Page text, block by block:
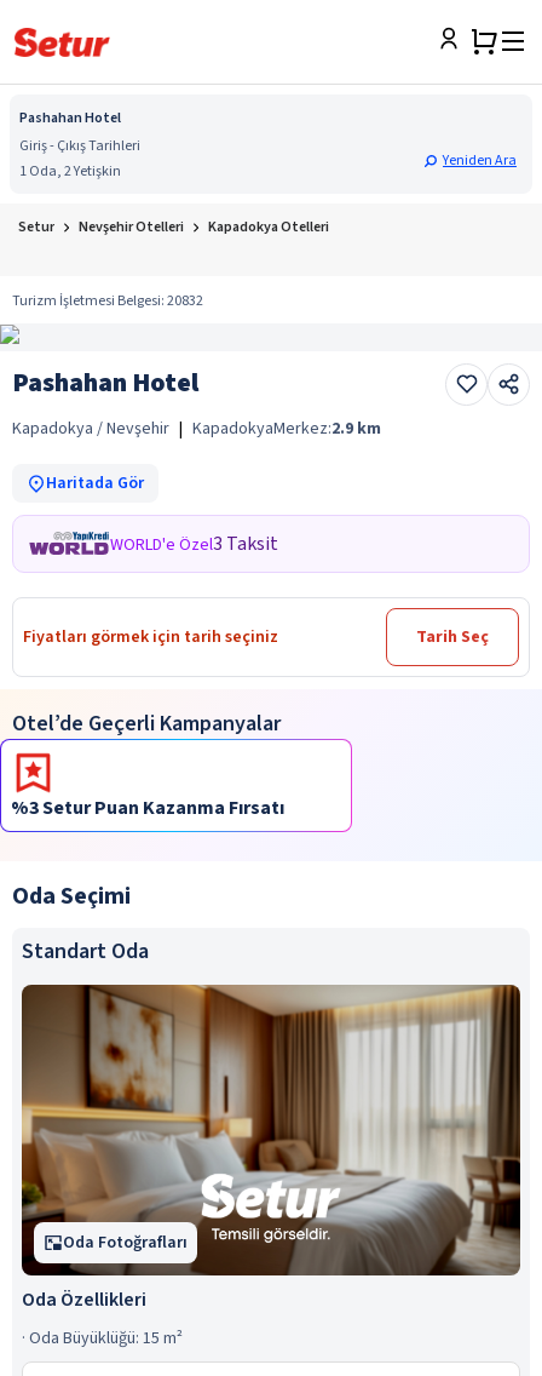
Pashahan Hotel
Giriş - Çıkış Tarihleri
1 Oda, 2 Yetişkin
Yeniden Ara
Setur Nevşehir Otelleri Kapadokya Otelleri
Turizm İşletmesi Belgesi:20832
Pashahan Hotel
Kapadokya / Nevşehir | KapadokyaMerkez:2.9 km
Haritada Gör
WORLD'e Özel3 Taksit
Fiyatları görmek için tarih seçiniz Tarih Seç
Otel’de Geçerli Kampanyalar
%3 Setur Puan Kazanma Fırsatı
Oda Seçimi
Standart Oda
Oda Fotoğrafları
Oda Özellikleri
· Oda Büyüklüğü: 15 m²